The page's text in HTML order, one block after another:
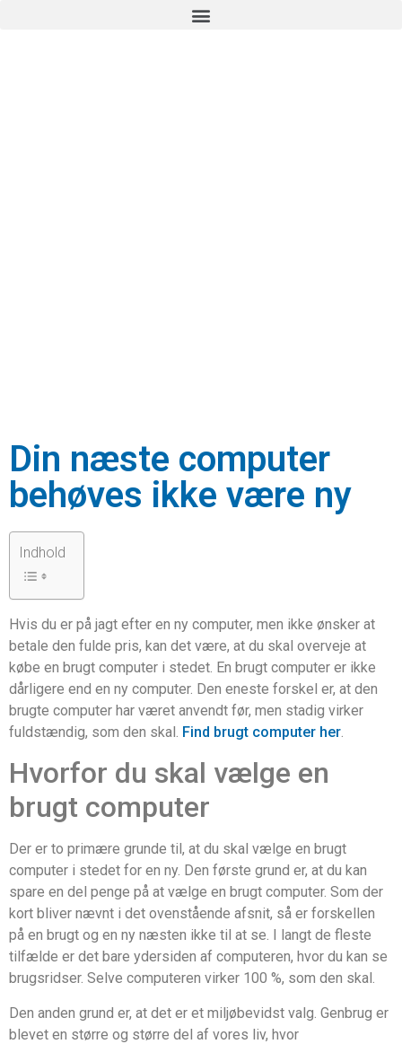
Din næste computer
behøves ikke være ny
Indhold
Hvis du er på jagt efter en ny computer, men ikke ønsker at
betale den fulde pris, kan det være, at du skal overveje at
købe en brugt computer i stedet. En brugt computer er ikke
dårligere end en ny computer. Den eneste forskel er, at den
brugte computer har været anvendt før, men stadig virker
fuldstændig, som den skal. Find brugt computer her.
Hvorfor du skal vælge en
brugt computer
Der er to primære grunde til, at du skal vælge en brugt
computer i stedet for en ny. Den første grund er, at du kan
spare en del penge på at vælge en brugt computer. Som der
kort bliver nævnt i det ovenstående afsnit, så er forskellen
på en brugt og en ny næsten ikke til at se. I langt de fleste
tilfælde er det bare ydersiden af computeren, hvor du kan se
brugsridser. Selve computeren virker 100 %, som den skal.
Den anden grund er, at det er et miljøbevidst valg. Genbrug er
blevet en større og større del af vores liv, hvor